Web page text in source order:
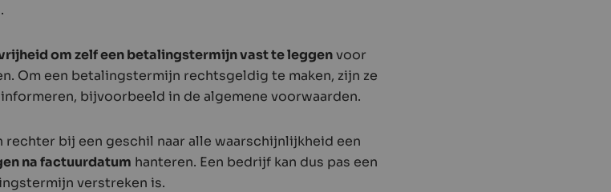
om zelf een betalingstermijn vast te leggenvoor
Om een betalingstermijn rechtsgeldig te maken, zijn ze
bijvoorbeeld in de algemene voorwaarden.
rechter bij een geschil naar alle waarschijnlijkheid een
na factuurdatum hanteren. Een bedrijf kan dus pas een
verstreken is.